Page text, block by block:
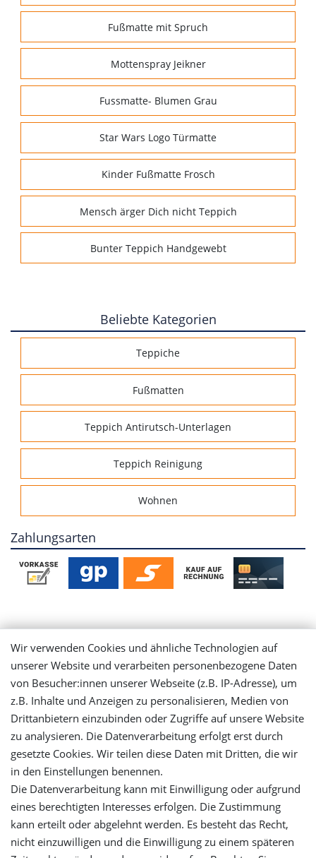
Fußmatte mit Spruch
Mottenspray Jeikner
Fussmatte- Blumen Grau
Star Wars Logo Türmatte
Kinder Fußmatte Frosch
Mensch ärger Dich nicht Teppich
Bunter Teppich Handgewebt
Beliebte Kategorien
Teppiche
Fußmatten
Teppich Antirutsch-Unterlagen
Teppich Reinigung
Wohnen
Zahlungsarten
Mein Konto
Login
Registrieren
Versandinformationen
Let's stay connected
Wir verwenden Cookies und ähnliche Technologien auf
unserer Website und verarbeiten personenbezogene Daten
von Besucher:innen unserer Webseite (z.B. IP-Adresse), um
z.B. Inhalte und Anzeigen zu personalisieren, Medien von
Drittanbietern einzubinden oder Zugriffe auf unsere Website
zu analysieren. Die Datenverarbeitung erfolgt erst durch
gesetzte Cookies. Wir teilen diese Daten mit Dritten, die wir
in den Einstellungen benennen.
Die Datenverarbeitung kann mit Einwilligung oder aufgrund
eines berechtigten Interesses erfolgen. Die Zustimmung
kann erteilt oder abgelehnt werden. Es besteht das Recht,
nicht einzuwilligen und die Einwilligung zu einem späteren